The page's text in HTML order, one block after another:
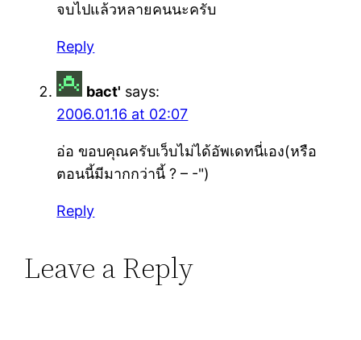
จบไปแล้วหลายคนนะครับ
Reply
bact' says:
2006.01.16 at 02:07
อ่อ ขอบคุณครับเว็บไม่ได้อัพเดทนี่เอง(หรือ
ตอนนี้มีมากกว่านี้ ? – -")
Reply
Leave a Reply